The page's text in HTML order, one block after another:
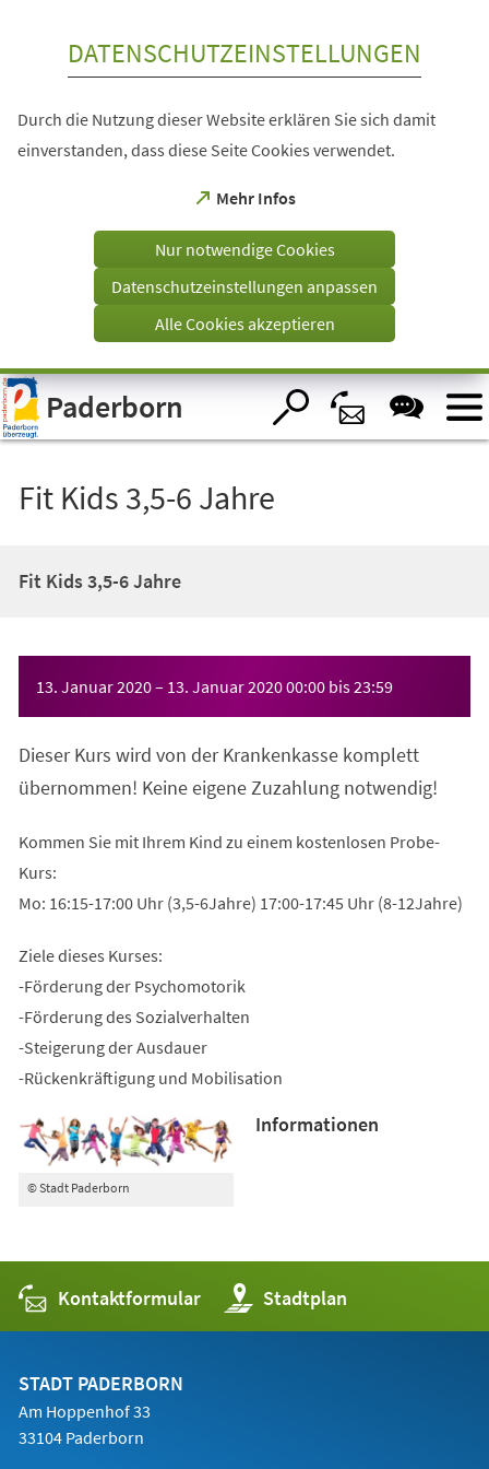
Visuelle
Assistenzsoftware
öffnen.
DATENSCHUTZEINSTELLUNGEN
Durch die Nutzung dieser Website erklären Sie sich damit
einverstanden, dass diese Seite Cookies verwendet.
Mehr Infos
(Öffnet
einem
Tab)
Nur notwendige Cookies
Datenschutzeinstellungen anpassen
Alle Cookies akzeptieren
Paderborn
Fit Kids 3,5-6 Jahre
Fit Kids 3,5-6 Jahre
13. Januar 2020– 13. Januar 202000:00 bis23:59
Dieser Kurs wird von der Krankenkasse komplett
übernommen! Keine eigene Zuzahlung notwendig!
Kommen Sie mit Ihrem Kind zu einem kostenlosen Probe-
Kurs:
Mo: 16:15-17:00 Uhr (3,5-6Jahre) 17:00-17:45 Uhr (8-12Jahre)
Ziele dieses Kurses:
-Förderung der Psychomotorik
-Förderung des Sozialverhalten
-Steigerung der Ausdauer
-Rückenkräftigung und Mobilisation
© Stadt Paderborn
Informationen
Kontaktformular Stadtplan
(Öffnet
in
einem
STADT PADERBORN
Am Hoppenhof 33
33104 Paderborn